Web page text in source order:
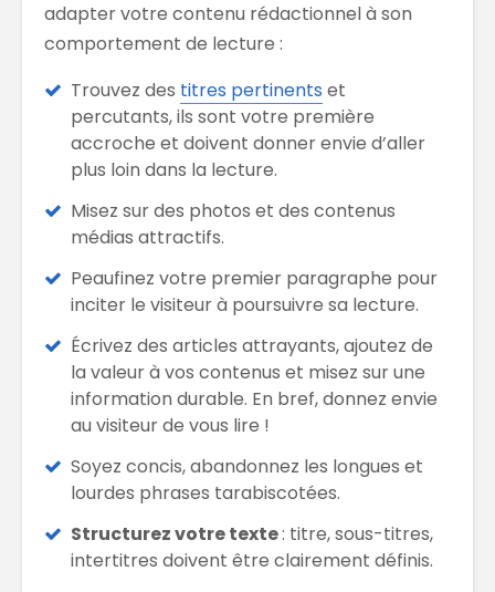
adapter votre contenu rédactionnel à son
comportement de lecture :
Trouvez des titres pertinents et
percutants, ils sont votre première
accroche et doivent donner envie d’aller
plus loin dans la lecture.
Misez sur des photos et des contenus
médias attractifs.
Peaufinez votre premier paragraphe pour
inciter le visiteur à poursuivre sa lecture.
Écrivez des articles attrayants, ajoutez de
la valeur à vos contenus et misez sur une
information durable. En bref, donnez envie
au visiteur de vous lire !
Soyez concis, abandonnez les longues et
lourdes phrases tarabiscotées.
Structurez votre texte: titre, sous-titres,
intertitres doivent être clairement définis.